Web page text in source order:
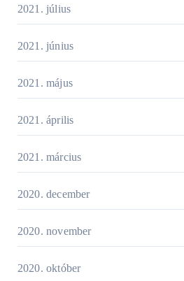
2021. július
2021. június
2021. május
2021. április
2021. március
2020. december
2020. november
2020. október